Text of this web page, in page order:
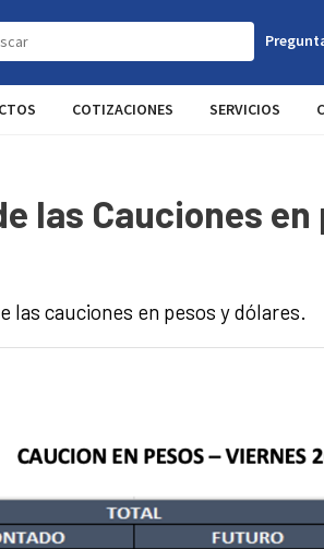
COTIZACIONES SERVICIOS
las Cauciones
las cauciones en pesos y dólares.